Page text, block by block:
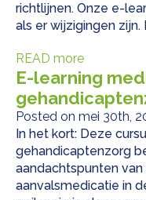
richtlijnen. Onze e-
als er wijzigingen zijn.
READ more
E-learning
Posted on mei 30th,
In het kort: Deze
gehandicaptenzorg
aandachtspunten
aanvalsmedicatie in